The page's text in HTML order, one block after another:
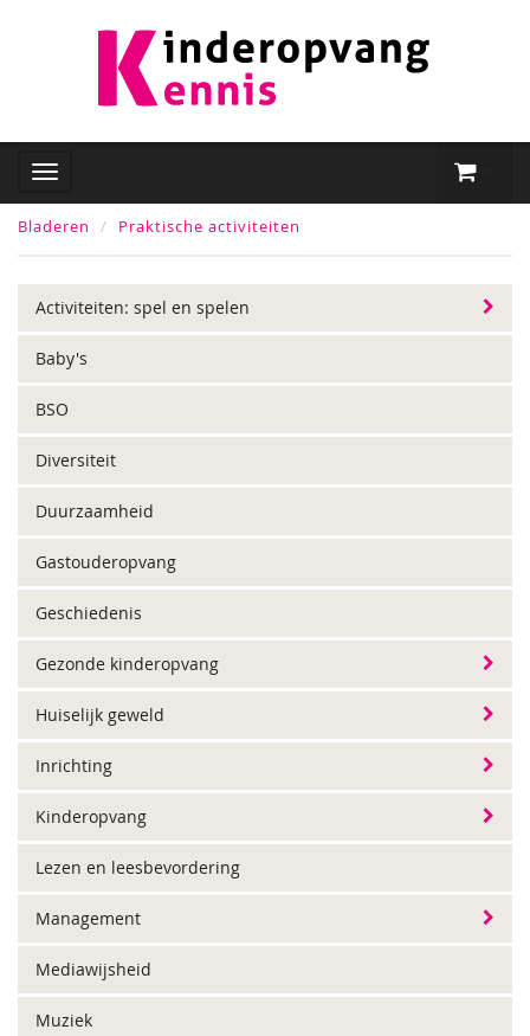
Bladeren Praktische activiteiten
Activiteiten: spel en spelen
Baby's
BSO
Diversiteit
Duurzaamheid
Gastouderopvang
Geschiedenis
Gezonde kinderopvang
Huiselijk geweld
Inrichting
Kinderopvang
Lezen en leesbevordering
Management
Mediawijsheid
Muziek